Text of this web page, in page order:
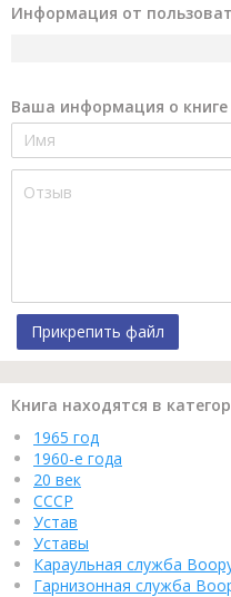
Информация от
Ваша информация о книге
Прикрепить файл
Книга находятся в
1965 год
1960-е года
20 век
СССР
Устав
Уставы
Караульная служба
Гарнизонная служба